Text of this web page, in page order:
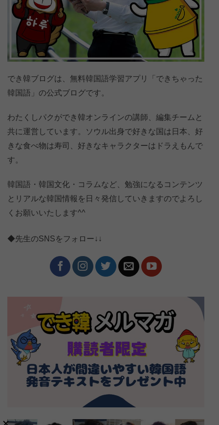
でき韓ブログは、無料韓国語学習アプリ「できちゃった
韓国語」の公式ブログです。
わたくしパクができ韓オンラインの講師、編集チームと
共に運営しています。ソウル出身で好きな国は日本、好
きな食べ物は寿司、好きなキャラクターはドラえもんで
す。
韓国語・韓国文化・コラムなど、勉強になるコンテンツ
とリアルな韓国情報を日々発信していきますのでよろし
くお願いいたします^^
◆先生のSNSをフォロー↓↓